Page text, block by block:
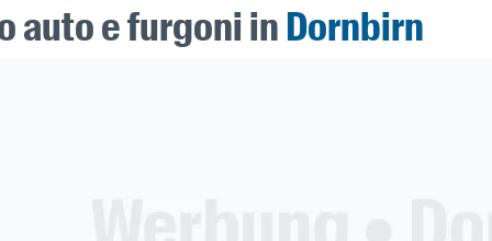
auto e furgoni inDornbirn